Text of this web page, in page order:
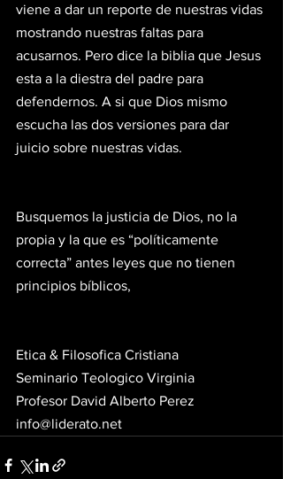
viene a dar un reporte de nuestras vidas
mostrando nuestras faltas para
acusarnos. Pero dice la biblia que Jesus
esta a la diestra del padre para
defendernos. A si que Dios mismo
escucha las dos versiones para dar
juicio sobre nuestras vidas.
Busquemos la justicia de Dios, no la
propia y la que es “políticamente
correcta” antes leyes que no tienen
principios bíblicos,
Etica & Filosofica Cristiana
Seminario Teologico Virginia
Profesor David Alberto Perez
info@liderato.net